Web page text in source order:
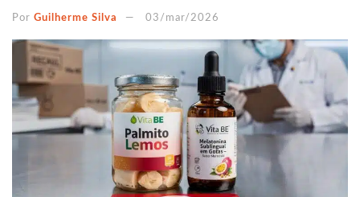
Por Guilherme Silva 03/mar/2026